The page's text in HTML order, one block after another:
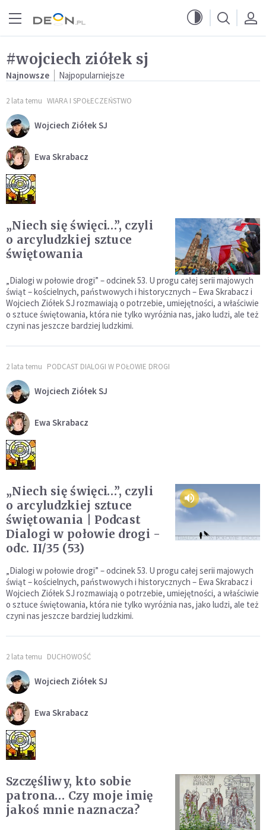
#wojciech ziółek sj
Najnowsze Najpopularniejsze
2 lata temu WIARA I SPOŁECZEŃSTWO
Wojciech Ziółek SJ
Ewa Skrabacz
„Niech się święci…”, czyli
o arcyludzkiej sztuce
świętowania
„Dialogi w połowie drogi” – odcinek 53. U progu całej serii majowych
świąt – kościelnych, państwowych i historycznych – Ewa Skrabacz i
Wojciech Ziółek SJ rozmawiają o potrzebie, umiejętności, a właściwie
o sztuce świętowania, która nie tylko wyróżnia nas, jako ludzi, ale też
czyni nas jeszcze bardziej ludzkimi.
2 lata temu PODCAST DIALOGI W POŁOWIE DROGI
Wojciech Ziółek SJ
Ewa Skrabacz
„Niech się święci…”, czyli
o arcyludzkiej sztuce
świętowania | Podcast
Dialogi w połowie drogi -
odc. II/35 (53)
„Dialogi w połowie drogi” – odcinek 53. U progu całej serii majowych
świąt – kościelnych, państwowych i historycznych – Ewa Skrabacz i
Wojciech Ziółek SJ rozmawiają o potrzebie, umiejętności, a właściwie
o sztuce świętowania, która nie tylko wyróżnia nas, jako ludzi, ale też
czyni nas jeszcze bardziej ludzkimi.
2 lata temu DUCHOWOŚĆ
Wojciech Ziółek SJ
Ewa Skrabacz
Szczęśliwy, kto sobie
patrona… Czy moje imię
jakoś mnie naznacza?